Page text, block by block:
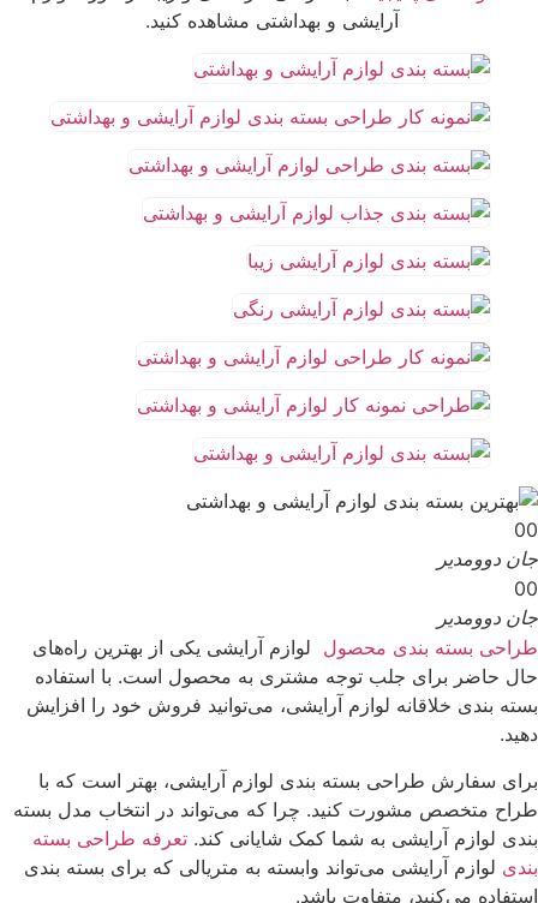
آرایشی و بهداشتی مشاهده کنید.
00
جان دوومدیر
00
جان دوومدیر
طراحی بسته بندی محصول لوازم آرایشی یکی از بهترین راه‌های
حال حاضر برای جلب توجه مشتری به محصول است. با استفاده
بسته بندی خلاقانه لوازم آرایشی، می‌توانید فروش خود را افزایش
دهید.
برای سفارش طراحی بسته بندی لوازم آرایشی، بهتر است که با
طراح متخصص مشورت کنید. چرا که می‌تواند در انتخاب مدل بسته
بندی لوازم آرایشی به شما کمک شایانی کند. تعرفه طراحی بسته
بندی لوازم آرایشی می‌تواند وابسته به متریالی که برای بسته بندی
استفاده می‌کنید، متفاوت باشد.